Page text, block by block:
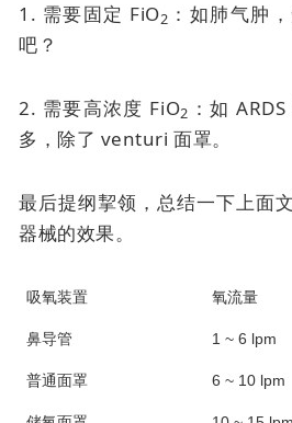
1. 需要固定 FiO2 ：如肺气肿
吧？
2. 需要高浓度 FiO2 ：如
多，除了 venturi 面罩。
最后提纲挈领，总结一下上面
器械的效果。
吸氧装置 氧流量
鼻导管 1 ~ 6 lpm
普通面罩 6 ~ 10 lpm